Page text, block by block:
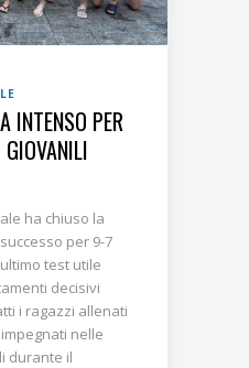
INTENSO PER
ha chiuso la
per 9-7
test utile
decisivi
i ragazzi allenati
nelle
durante il